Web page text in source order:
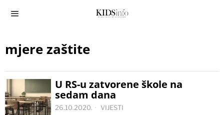
mjere zaštite
U RS-u zatvorene škole na
sedam dana
26.10.2020. VIJESTI